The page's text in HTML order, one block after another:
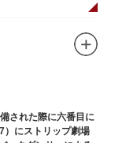
「地球の部屋」を移設
ーンになっている世界
しています。
とした様々な実物標
める博物館です。
科学系博物館の中核
展示・学習支援を推
園、茨城県つくば市
された際に六番目に
）にストリップ劇場